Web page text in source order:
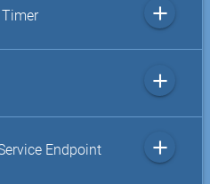
add
add
Endpoint add